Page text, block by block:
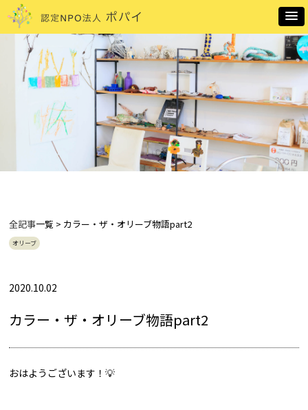
全記事一覧 > カラー・ザ・オリーブ物語part2
オリーブ
2020.10.02
カラー・ザ・オリーブ物語part2
おはようございます！💡